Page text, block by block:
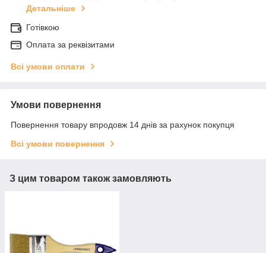
Детальніше
Готівкою
Оплата за реквізитами
Всі умови оплати
Умови повернення
Повернення товару впродовж 14 днів за рахунок покупця
Всі умови повернення
З цим товаром також замовляють